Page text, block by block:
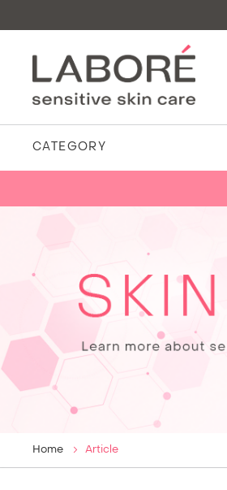
CATEGORY
Home Article